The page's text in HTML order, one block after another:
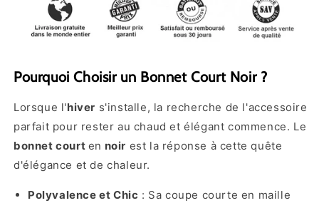
Pourquoi Choisir un Bonnet Court Noir ?
Lorsque l'hiver s'installe, la recherche de l'accessoire
parfait pour rester au chaud et élégant commence. Le
bonnet court en noir est la réponse à cette quête
d'élégance et de chaleur.
Polyvalence et Chic : Sa coupe courte en maille